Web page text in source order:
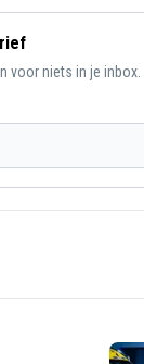
voor niets in je